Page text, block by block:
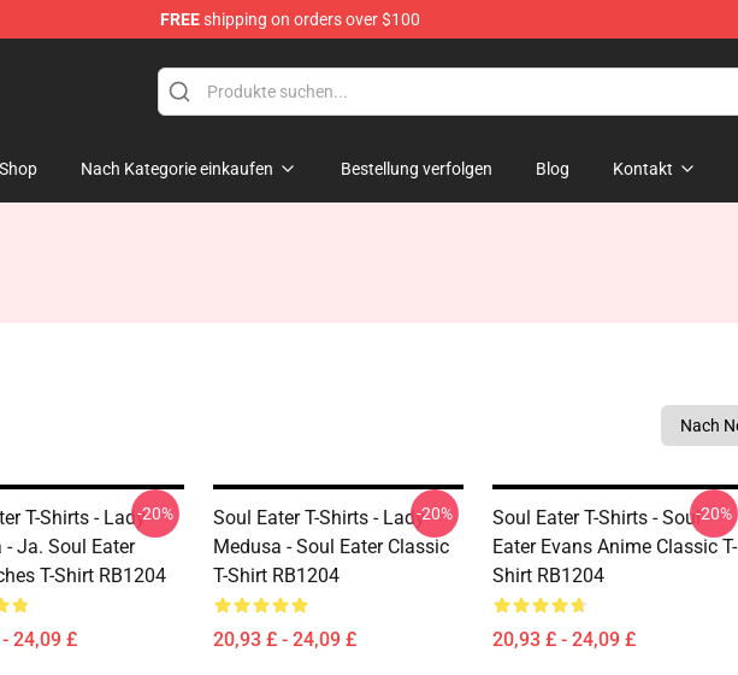
FREEshipping on orders over $100
Shop Nach Kategorie einkaufen Bestellung verfolgen Blog Kontakt
T-Shirts - Lady
- Ja. Soul Eater
T-Shirt RB1204
24,09 £
-20%
Soul Eater T-Shirts - Lady
Medusa - Soul Eater Classic
T-Shirt RB1204
20,93 £ - 24,09 £
-20%
Soul Eater T-Shirts - Soul
Eater Evans Anime Classic T-
Shirt RB1204
20,93 £ - 24,09 £
-20%